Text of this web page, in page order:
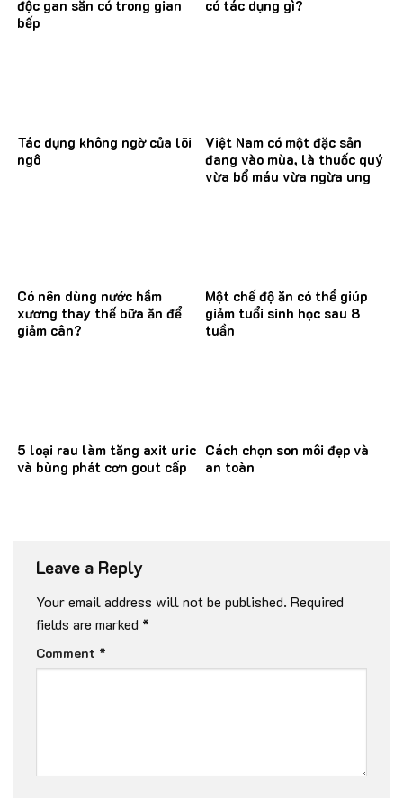
độc gan sẵn có trong gian
bếp
có tác dụng gì?
Tác dụng không ngờ của lõi
ngô
Việt Nam có một đặc sản
đang vào mùa, là thuốc quý
vừa bổ máu vừa ngừa ung
Có nên dùng nước hầm
xương thay thế bữa ăn để
giảm cân?
Một chế độ ăn có thể giúp
giảm tuổi sinh học sau 8
tuần
5 loại rau làm tăng axit uric
và bùng phát cơn gout cấp
Cách chọn son môi đẹp và
an toàn
Leave a Reply
Your email address will not be published. Required
fields are marked *
Comment *